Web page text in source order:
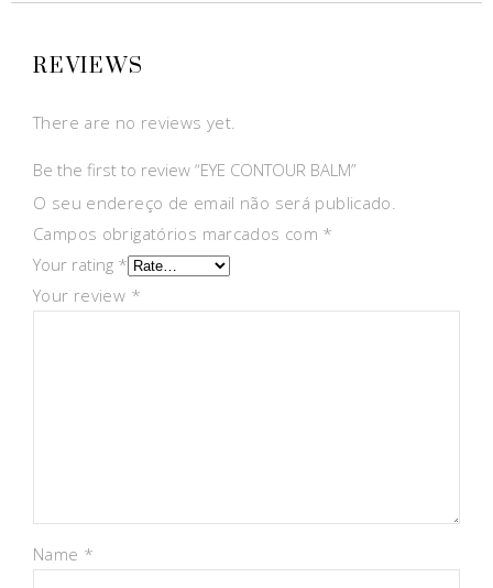
REVIEWS
There are no reviews yet.
Be the first to review “EYE CONTOUR BALM”
O seu endereço de email não será publicado.
Campos obrigatórios marcados com *
Your rating *
Your review *
Name *